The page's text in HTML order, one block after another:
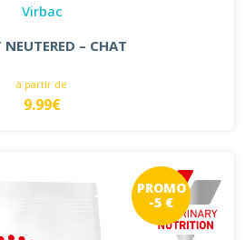
Virbac
– CHAT
à partir de
9.99€
PROMO
-5 €